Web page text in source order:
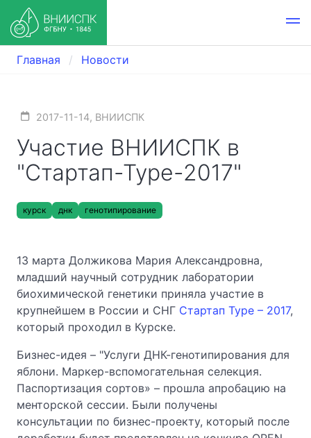
Главная Новости
2017-11-14, ВНИИСПК
Участие ВНИИСПК в
"Стартап-Туре-2017"
курск днк генотипирование
13 марта Должикова Мария Александровна,
младший научный сотрудник лаборатории
биохимической генетики приняла участие в
крупнейшем в России и СНГ Стартап Туре – 2017,
который проходил в Курске.
Бизнес-идея – "Услуги ДНК-генотипирования для
яблони. Маркер-вспомогательная селекция.
Паспортизация сортов» – прошла апробацию на
менторской сессии. Были получены
консультации по бизнес-проекту, который после